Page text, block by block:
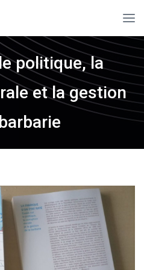
politique, la
et la gestion